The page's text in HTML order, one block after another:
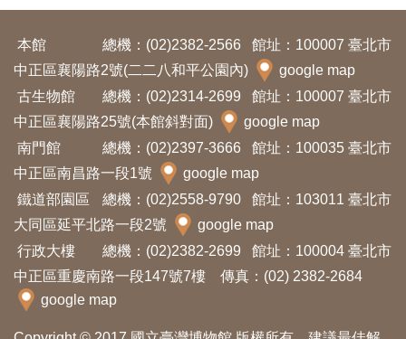
施
服
務
網
站
導
覽
En
glis
h
日
本
語
本館 總機：(02)2382-2566
館址：100007 臺北市
中正區襄陽路2號(二二八和平公園內)
google map
古生物館
總機：(02)2314-2699
館址：100007 臺北市
中正區襄陽路25號(本館斜對面)
google map
南門館
總機：(02)2397-3666
館址：100035 臺北市
中正區南昌路一段1號
google map
鐵道部園區
總機：(02)2558-9790
館址：103011 臺北市
大同區延平北路一段2號
google map
行政大樓
總機：(02)2382-2699
館址：100004 臺北市
中正區重慶南路一段147號7樓 傳真：(02) 2382-2684
google map